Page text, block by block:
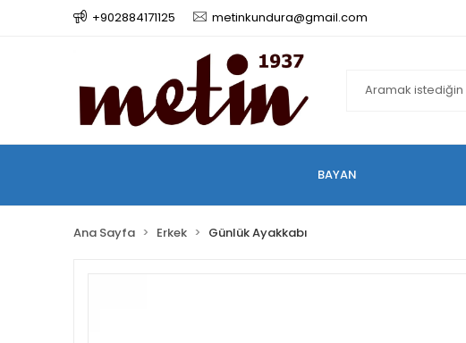
+902884171125 metinkundura@gmail.com
BAYAN
Ana Sayfa Erkek Günlük Ayakkabı